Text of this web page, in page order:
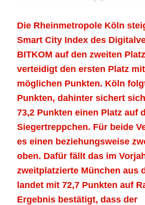
Die Rheinmetropole Köln
Smart City Index des
BITKOM auf den zweiten
verteidigt den ersten Platz
möglichen Punkten. Köln
Punkten, dahinter sichert
73,2 Punkten einen Platz auf
Siegertreppchen. Für beide
es einen beziehungsweise
oben. Dafür fällt das im
zweitplatzierte München aus
landet mit 72,7 Punkten auf
Ergebnis bestätigt, dass der